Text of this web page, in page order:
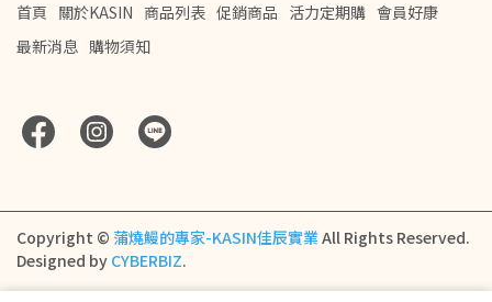
首頁 關於KASIN 商品列表 促銷商品 活力定期購 會員好康
最新消息 購物須知
Copyright © 蒲燒鰻的專家-KASIN佳辰實業All Rights Reserved.
Designed by CYBERBIZ.